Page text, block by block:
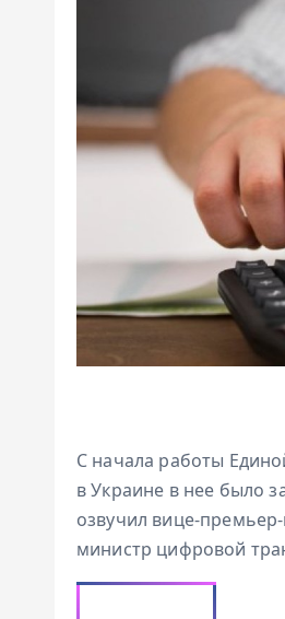
С начала работы
в Украине в нее было
озвучил вице-
министр цифровой